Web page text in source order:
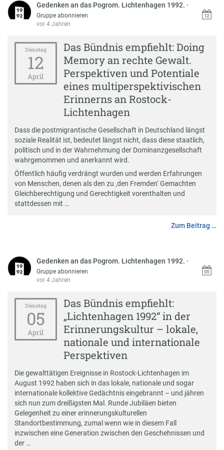
Gedenken an das Pogrom. Lichtenhagen 1992. ·
Gruppe abonnieren
vor 4 Jahren
Dienstag
12
April
Das Bündnis empfiehlt: Doing
Memory an rechte Gewalt.
Perspektiven und Potentiale
eines multiperspektivischen
Erinnerns an Rostock-
Lichtenhagen
Dass die postmigrantische Gesellschaft in Deutschland längst
soziale Realität ist, bedeutet längst nicht, dass diese staatlich,
politisch und in der Wahrnehmung der Dominanzgesellschaft
wahrgenommen und anerkannt wird.
Öffentlich häufig verdrängt wurden und werden Erfahrungen
von Menschen, denen als den zu ‚den Fremden‘ Gemachten
Gleichberechtigung und Gerechtigkeit vorenthalten und
stattdessen mit …
Zum Beitrag …
Gedenken an das Pogrom. Lichtenhagen 1992. ·
Gruppe abonnieren
vor 4 Jahren
Dienstag
05
April
Das Bündnis empfiehlt:
„Lichtenhagen 1992“ in der
Erinnerungskultur – lokale,
nationale und internationale
Perspektiven
Die gewalttätigen Ereignisse in Rostock-Lichtenhagen im
August 1992 haben sich in das lokale, nationale und sogar
internationale kollektive Gedächtnis eingebrannt – und jähren
sich nun zum dreißigsten Mal. Runde Jubiläen bieten
Gelegenheit zu einer erinnerungskulturellen
Standortbestimmung, zumal wenn wie in diesem Fall
inzwischen eine Generation zwischen den Geschehnissen und
der …